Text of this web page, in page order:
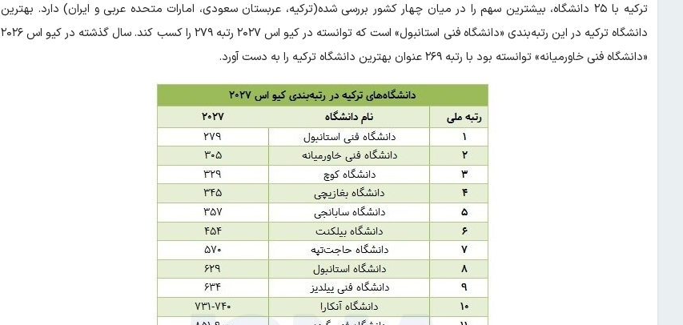
ترکیه با ۲۵ دانشگاه، بیشترین سهم را در میان چهار کشور بررسی شده(ترکیه، عربستان سعودی، امارات متحده عربی و ایران) دارد. بهترین
دانشگاه ترکیه در این رتبه‌بندی «دانشگاه فنی استانبول» است که توانسته در کیو اس ۲۰۲۷ رتبه ۲۷۹ را کسب کند. سال گذشته در کیو اس ۲۰۲۶
«دانشگاه فنی خاورمیانه» توانسته بود با رتبه ۲۶۹ عنوان بهترین دانشگاه ترکیه را به دست آورد.